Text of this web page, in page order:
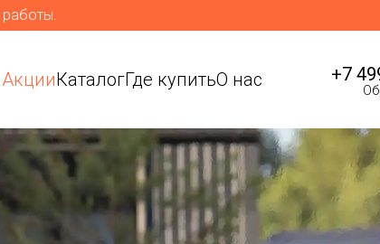
работы.
АкцииКаталогГде купитьО нас +7